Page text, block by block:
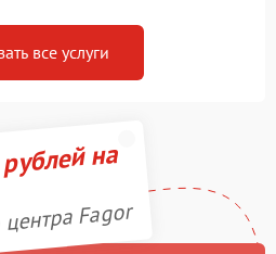
все услуги
на
Fagor